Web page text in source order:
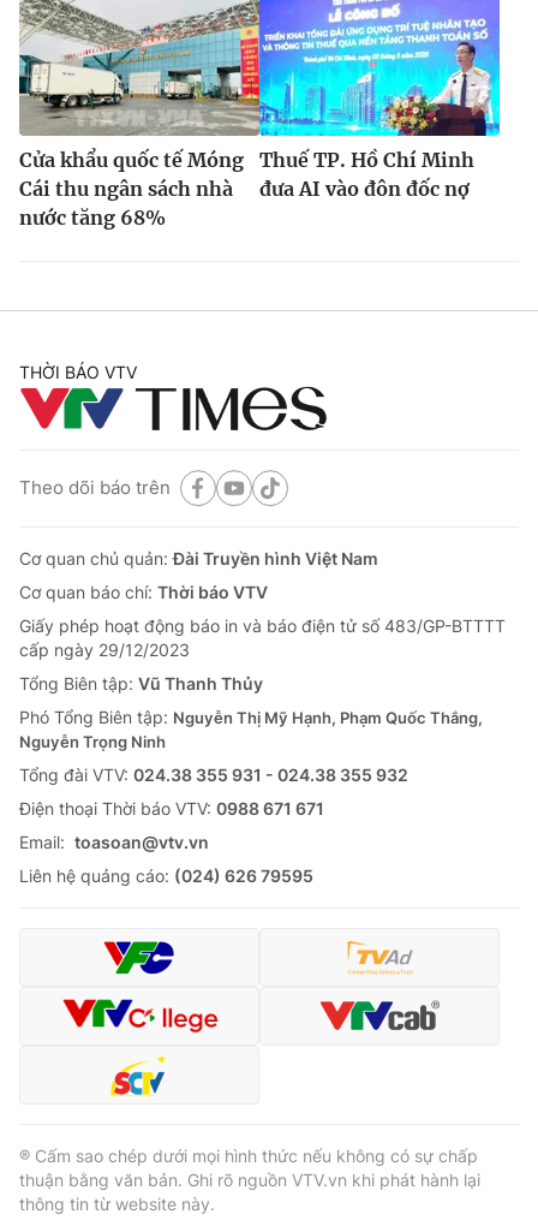
Cửa khẩu quốc tế Móng
Cái thu ngân sách nhà
nước tăng 68%
Thuế TP. Hồ Chí Minh
đưa AI vào đôn đốc nợ
THỜI BÁO VTV
Theo dõi báo trên
Cơ quan chủ quản:Đài Truyền hình Việt Nam
Cơ quan báo chí: Thời báo VTV
Giấy phép hoạt động báo in và báo điện tử số 483/GP-BTTTT
cấp ngày 29/12/2023
Tổng Biên tập: Vũ Thanh Thủy
Phó Tổng Biên tập: Nguyễn Thị Mỹ Hạnh, Phạm Quốc Thắng,
Nguyễn Trọng Ninh
Tổng đài VTV: 024.38 355 931 - 024.38 355 932
Ðiện thoại Thời báo VTV: 0988 671 671
Email: toasoan@vtv.vn
Liên hệ quảng cáo: (024) 626 79595
® Cấm sao chép dưới mọi hình thức nếu không có sự chấp
thuận bằng văn bản. Ghi rõ nguồn VTV.vn khi phát hành lại
thông tin từ website này.